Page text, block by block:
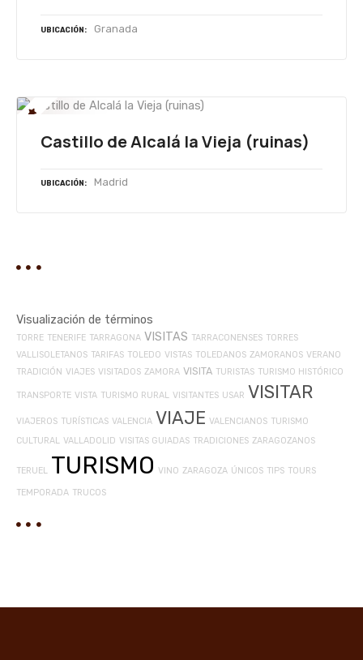
UBICACIÓN Granada
Castillo de Alcalá la Vieja (ruinas)
UBICACIÓN Madrid
Visualización de términos
TORRE TENERIFE TARRAGONA VISITAS TARRACONENSES TORRES
VALLISOLETANOS TARIFAS TOLEDO VISTAS TOLEDANOS ZAMORANOS VERANO
TRADICIÓN VIAJES VISITADOS ZAMORA VISITA TURISTAS TURISMO HISTÓRICO
TRANSPORTE VISTA TURISMO RURAL VISITANTES USAR VISITAR
VIAJEROS TURÍSTICAS VALENCIA VIAJE VALENCIANOS TURISMO
CULTURAL VALLADOLID VISITAS GUIADAS TRADICIONES ZARAGOZANOS
TERUEL TURISMO VINO ZARAGOZA ÚNICOS TIPS TOURS
TEMPORADA TRUCOS